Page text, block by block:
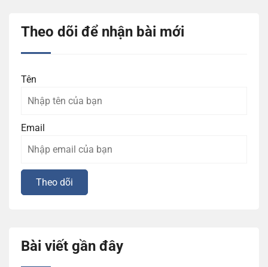
Theo dõi để nhận bài mới
Tên
Email
Bài viết gần đây